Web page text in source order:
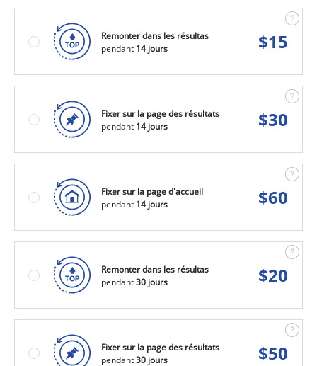
Remonter dans les résultas
pendant 14 jours $15
Fixer sur la page des résultats
pendant 14 jours $30
Fixer sur la page d'accueil
pendant 14 jours $60
Remonter dans les résultas
pendant30 jours $20
Fixer sur la page des résultats
pendant30 jours $50